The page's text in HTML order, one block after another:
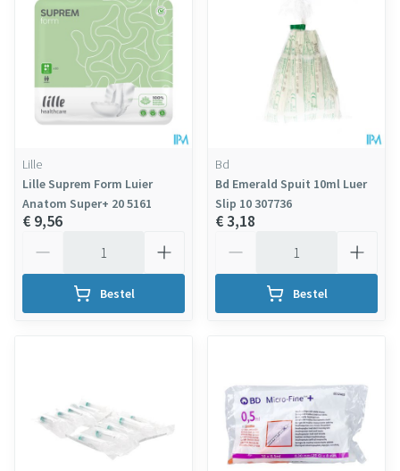
Lille
Lille Suprem Form Luier
Anatom Super+ 20 5161
€ 9,56
Bestel
Bd
Bd Emerald Spuit 10ml Luer
Slip 10 307736
€ 3,18
Bestel